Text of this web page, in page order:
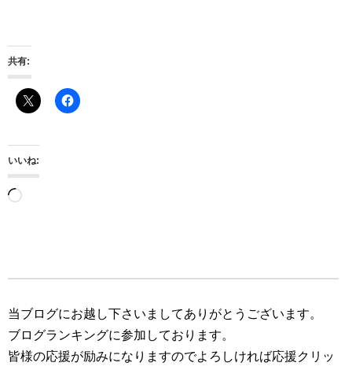
共有:
いいね:
読
中…
当ブログにお越し下さいましてありがとうございます。
ブログランキングに参加しております。
皆様の応援が励みになりますのでよろしければ応援クリッ